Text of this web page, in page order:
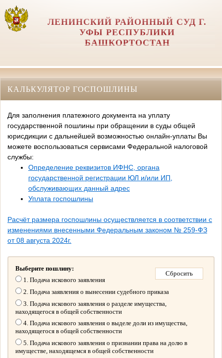
ЛЕНИНСКИЙ РАЙОННЫЙ СУД Г.
УФЫ РЕСПУБЛИКИ
БАШКОРТОСТАН
КАЛЬКУЛЯТОР ГОСПОШЛИНЫ
Для заполнения платежного документа на уплату
государственной пошлины при обращении в суды общей
юрисдикции с дальнейшей возможностью онлайн-уплаты Вы
можете воспользоваться сервисами Федеральной налоговой
службы:
Определение реквизитов ИФНС, органа
государственной регистрации ЮЛ и/или ИП,
обслуживающих данный адрес
Уплата госпошлины
Расчёт размера госпошлины осуществляется в соответствии с
изменениями внесенными Федеральным законом № 259-ФЗ
от 08 августа 2024г.
Выберите пошлину:
1. Подача искового заявления
2. Подача заявления о вынесении судебного приказа
3. Подача искового заявления о разделе имущества,
находящегося в общей собственности
4. Подача искового заявления о выделе доли из имущества,
находящегося в общей собственности
5. Подача искового заявления о признании права на долю в
имуществе, находящемся в общей собственности